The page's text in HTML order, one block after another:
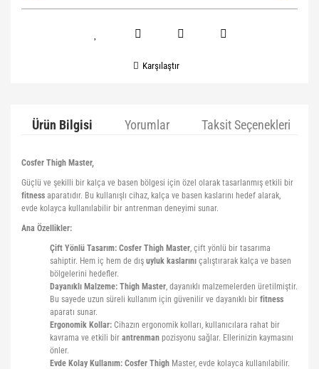
Karşılaştır
Ürün Bilgisi Yorumlar Taksit Seçenekleri
Cosfer Thigh Master,
Güçlü ve şekilli bir kalça ve basen bölgesi için özel olarak tasarlanmış etkili bir
fitness aparatıdır. Bu kullanışlı cihaz, kalça ve basen kaslarını hedef alarak,
evde kolayca kullanılabilir bir antrenman deneyimi sunar.
Ana Özellikler:
Çift Yönlü Tasarım: Cosfer Thigh Master, çift yönlü bir tasarıma
sahiptir. Hem iç hem de dış uyluk kaslarını çalıştırarak kalça ve basen
bölgelerini hedefler.
Dayanıklı Malzeme: Thigh Master, dayanıklı malzemelerden üretilmiştir.
Bu sayede uzun süreli kullanım için güvenilir ve dayanıklı bir fitness
aparatı sunar.
Ergonomik Kollar: Cihazın ergonomik kolları, kullanıcılara rahat bir
kavrama ve etkili bir antrenman pozisyonu sağlar. Ellerinizin kaymasını
önler.
Evde Kolay Kullanım: Cosfer Thigh Master, evde kolayca kullanılabilir.